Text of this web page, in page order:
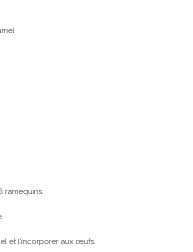
ramequins.
et l’incorporer aux œufs.